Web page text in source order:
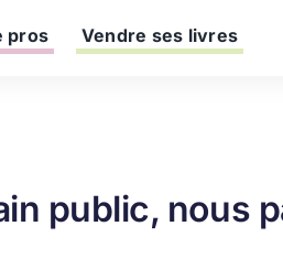
pros Vendre ses livres
public, nous